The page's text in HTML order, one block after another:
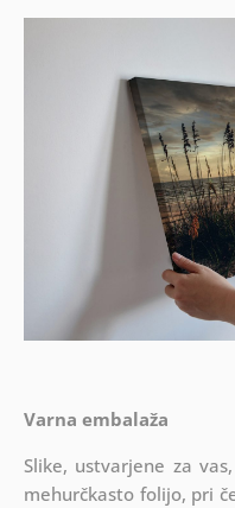
Varna embalaža
Slike, ustvarjene za
mehurčkasto folijo, pri